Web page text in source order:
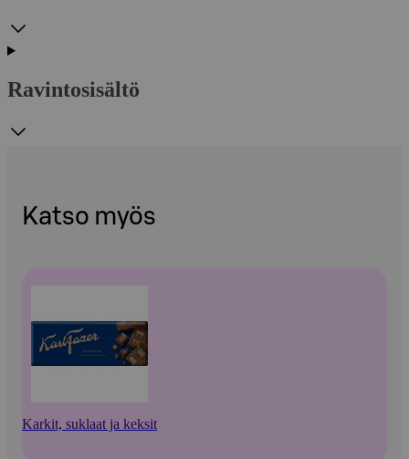
Ravintosisältö
Katso myös
Karkit, suklaat ja keksit